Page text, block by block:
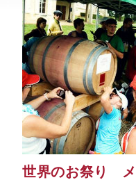
世界のお祭り